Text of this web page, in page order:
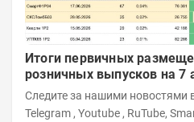
Итоги первичных
розничных выпусков на 7
Следите за нашими новостями